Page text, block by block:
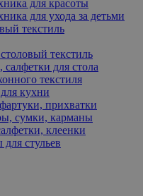
для красоты
для ухода за детьми
текстиль
текстиль
для стола
текстиля
кухни
прихватки
сумки, карманы
клеенки
стульев